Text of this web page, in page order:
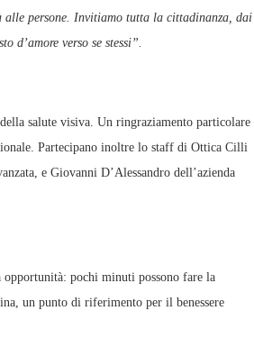
alle persone. Invitiamo tutta la cittadinanza, dai
d’amore verso se stessi”.
salute visiva. Un ringraziamento particolare
Partecipano inoltre lo staff di Ottica Cilli
e Giovanni D’Alessandro dell’azienda
pochi minuti possono fare la
un punto di riferimento per il benessere